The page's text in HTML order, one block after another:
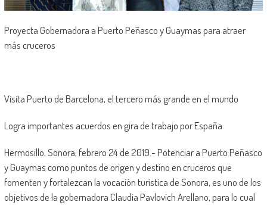
Proyecta Gobernadora a Puerto Peñasco y Guaymas para atraer
más cruceros
Visita Puerto de Barcelona, el tercero más grande en el mundo
Logra importantes acuerdos en gira de trabajo por España
Hermosillo, Sonora; febrero 24 de 2019.- Potenciar a Puerto Peñasco
y Guaymas como puntos de origen y destino en cruceros que
fomenten y fortalezcan la vocación turística de Sonora, es uno de los
objetivos de la gobernadora Claudia Pavlovich Arellano, para lo cual